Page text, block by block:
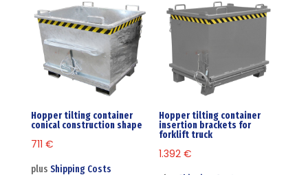
Hopper tilting container
conical construction shape
711 €
plus Shipping Costs
Hopper tilting container
insertion brackets for
forklift truck
1.392€